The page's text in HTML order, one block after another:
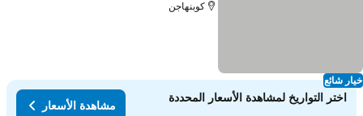
شائع
كوبنهاجن
اختر التواريخ لمشاهدة الأسعار المحددة
مشاهدة الأسعار